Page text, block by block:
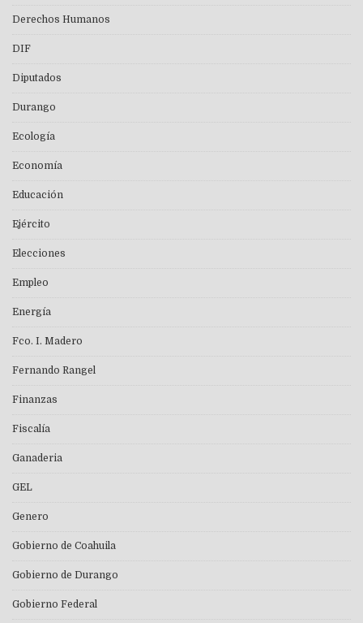
Derechos Humanos
DIF
Diputados
Durango
Ecología
Economía
Educación
Ejército
Elecciones
Empleo
Energía
Fco. I. Madero
Fernando Rangel
Finanzas
Fiscalía
Ganaderia
GEL
Genero
Gobierno de Coahuila
Gobierno de Durango
Gobierno Federal